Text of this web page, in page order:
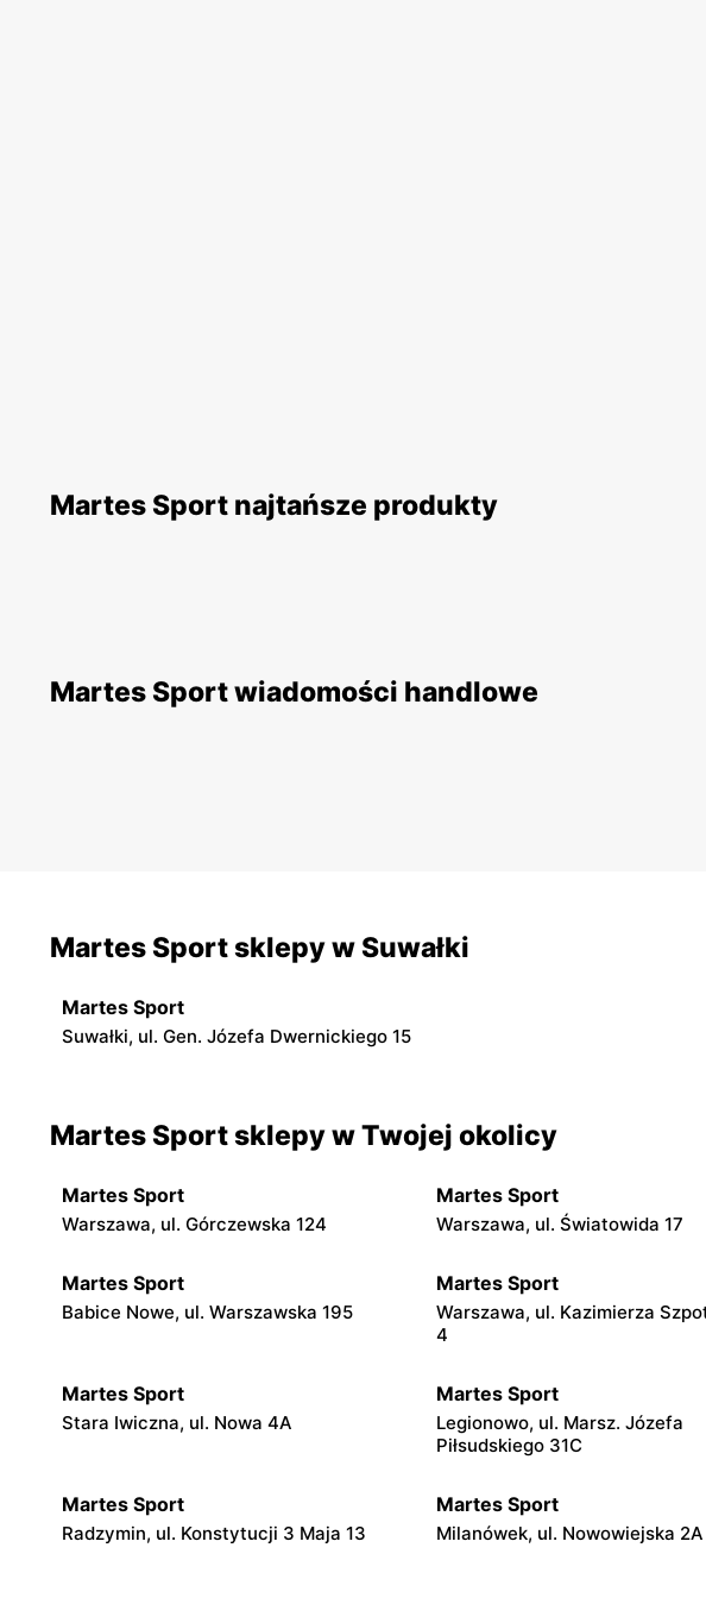
Martes Sport najtańsze produkty
Martes Sport wiadomości handlowe
Martes Sport sklepy w Suwałki
Martes Sport
Suwałki, ul. Gen. Józefa Dwernickiego 15
Martes Sport sklepy w Twojej okolicy
Martes Sport
Warszawa, ul. Górczewska 124
Martes Sport
Warszawa, ul. Światowida 17
Martes Sport
Babice Nowe, ul. Warszawska 195
Martes Sport
Warszawa, ul. Kazimierza
4
Martes Sport
Stara Iwiczna, ul. Nowa 4A
Martes Sport
Legionowo, ul. Marsz. Józefa
Piłsudskiego 31C
Martes Sport
Radzymin, ul. Konstytucji 3 Maja 13
Martes Sport
Milanówek, ul. Nowowiejska 2A